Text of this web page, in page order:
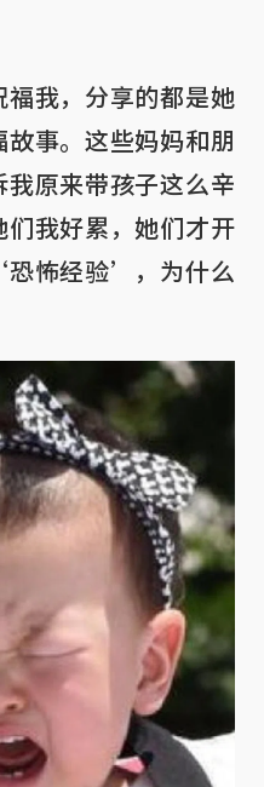
福我，分享的都是她
事。这些妈妈和朋
原来带孩子这么辛
我好累，她们才开
怖经验’，为什么